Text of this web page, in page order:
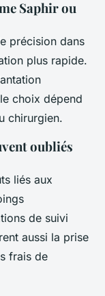
Saphir ou
précision dans
plus rapide.
choix dépend
chirurgien.
oubliés
liés aux
de suivi
aussi la prise
frais de